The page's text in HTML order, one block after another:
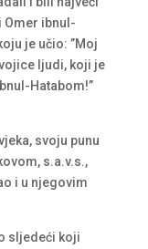
Omer ibnul-
je učio: ”Moj
ljudi, koji je
Hatabom!”
svoju punu
s.a.v.s.,
i u njegovim
sljedeći koji